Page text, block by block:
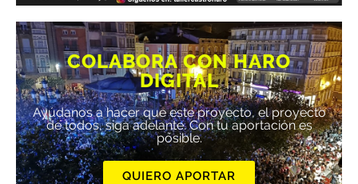
COLABORA CON HARO
DIGITAL
Ayúdanos a hacer que este proyecto, el proyecto
de todos, siga adelante. Con tu aportación es
posible.
QUIERO APORTAR